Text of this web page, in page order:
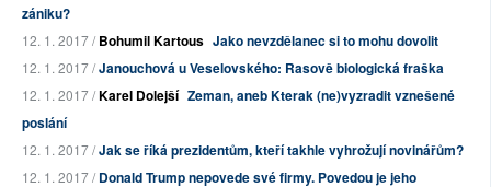
zániku?
12. 1. 2017 /Bohumil Kartous Jako nevzdělanec si to mohu dovolit
12. 1. 2017 /Janouchová u Veselovského: Rasově biologická fraška
12. 1. 2017 /Karel Dolejší Zeman, aneb Kterak (ne)vyzradit vznešené
poslání
12. 1. 2017 /Jak se říká prezidentům, kteří takhle vyhrožují novinářům?
12. 1. 2017 /Donald Trump nepovede své firmy. Povedou je jeho